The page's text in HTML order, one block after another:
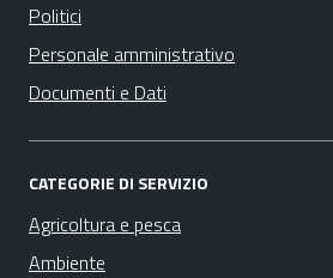
Politici
Personale amministrativo
Documenti e Dati
CATEGORIE DI SERVIZIO
Agricoltura e pesca
Ambiente